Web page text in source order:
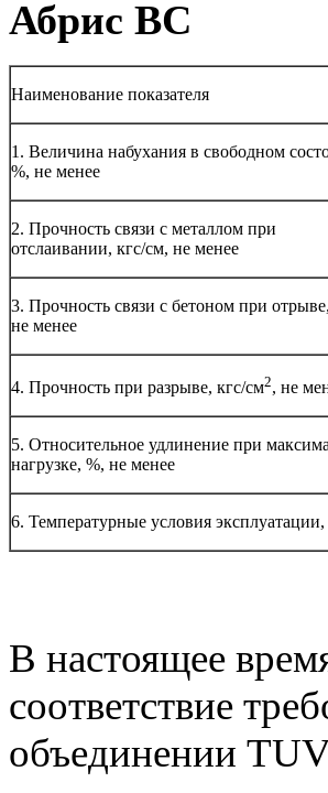
Абрис ВС
Наименование показателя
1. Величина набухания в свободном
%, не менее
2. Прочность связи с металлом при
отслаивании, кгс/см, не менее
3. Прочность связи с бетоном при
не менее
4. Прочность при разрыве, кгс/см2, не
5. Относительное удлинение при
нагрузке, %, не менее
6. Температурные условия эксплуатации,
В настоящее
соответствие
объединении